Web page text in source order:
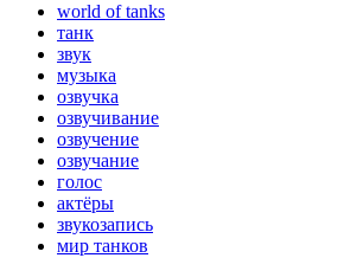
world of tanks
танк
звук
музыка
озвучка
озвучивание
озвучение
озвучание
голос
актёры
звукозапись
мир танков